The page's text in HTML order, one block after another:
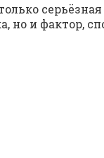
но и фактор,